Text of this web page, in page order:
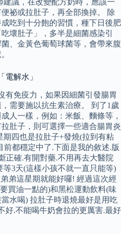
建議，在改變配方奶時，應該一
祕或拉肚子，再全部換掉。 除
吃到十分飽的習慣，種下日後肥
壞肚子」，多半是細菌感染引
、金黃色葡萄球菌等，會帶來腹
電解水」
有免疫力，如果因細菌引發腸胃
需要施以抗生素治療。 到了1歲
人一樣，例如：米飯、麵條等，
肚子，則可選擇一些適合腸胃炎
四也是拉肚子+發燒(拉到有粘
都穩定中了.下面是我的敘述.版
正確.有開對藥.不用再去大醫院
3天(這樣小孩不就一直只能等)
弟這星期就能好囉! 經過這次經
買油一點的)和黑松運動飲料(味
水喝) 拉肚子時退燒最好是用吃
好.不能喝牛奶會拉的更厲害.最好